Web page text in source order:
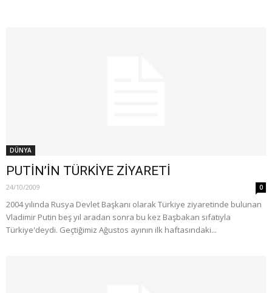
DÜNYA
PUTİN’İN TÜRKİYE ZİYARETİ
24/10/2009 0
2004 yılında Rusya Devlet Başkanı olarak Türkiye ziyaretinde bulunan
Vladimir Putin beş yıl aradan sonra bu kez Başbakan sıfatıyla
Türkiye'deydi. Geçtiğimiz Ağustos ayının ilk haftasındaki...